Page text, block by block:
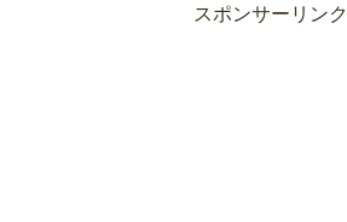
スポンサーリンク